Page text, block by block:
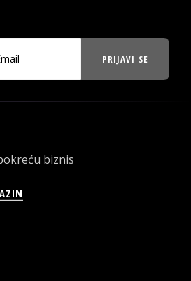
PRIJAVI SE
biznis